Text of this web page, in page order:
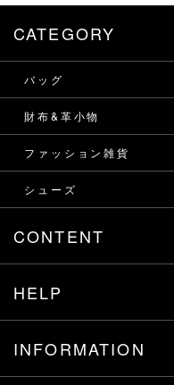
CATEGORY
バッグ
財布&革小物
ファッション雑貨
シューズ
CONTENT
HELP
INFORMATION